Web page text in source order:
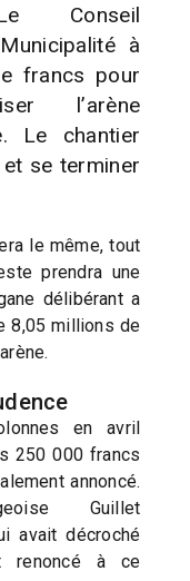
Conseil
à
francs pour
l’arène
Le chantier
se terminer
le même, tout
prendra une
délibérant a
8,05 millions de
en avril
250 000 francs
annoncé.
Guillet
avait décroché
renoncé à ce